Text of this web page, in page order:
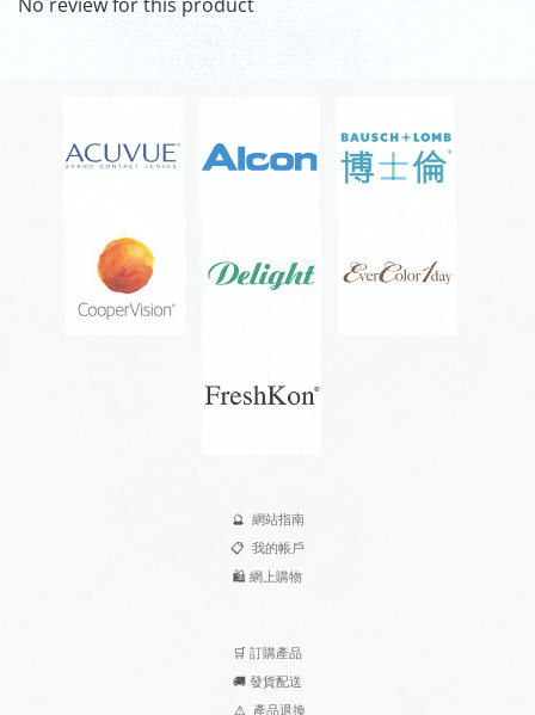
🔮 網站指南
📋 我的帳戶
🛍️ 網上購物
🛒 訂購產品
🚚 發貨配送
⚠ 產品退換